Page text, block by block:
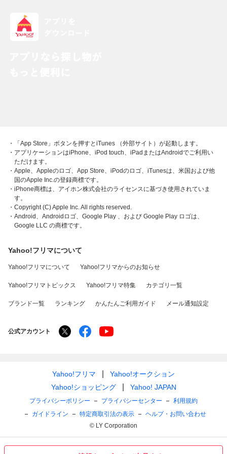
・「App Store」ボタンを押すとiTunes （外部サイト）が起動します。
・アプリケーションはiPhone、iPod touch、iPadまたはAndroidでご利用い
ただけます。
・Apple、Appleのロゴ、App Store、iPodのロゴ、iTunesは、米国および他
国のApple Inc.の登録商標です。
・iPhone商標は、アイホン株式会社のライセンスに基づき使用されていま
す。
・Copyright (C) Apple Inc. All rights reserved.
・Android、Androidロゴ、Google Play 、および Google Play ロゴは、
Google LLC の商標です。
Yahoo!フリマについて
Yahoo!フリマについて Yahoo!フリマからのお知らせ
Yahoo!フリマトピックス Yahoo!フリマ特集 カテゴリ一覧
ブランド一覧 ランキング かんたんご利用ガイド メール通知設定
公式アカウント
Yahoo!フリマ
Yahoo!オークション
Yahoo!ショッピング
Yahoo! JAPAN
プライバシーポリシー プライバシーセンター
利用規約
ガイドライン
特定商取引法の表示
ヘルプ・お問い合わせ
© LY Corporation